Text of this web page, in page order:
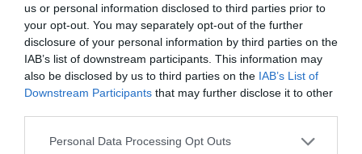
us or personal information disclosed to third parties prior to
your opt-out. You may separately opt-out of the further
disclosure of your personal information by third parties on the
IAB’s list of downstream participants. This information may
also be disclosed by us to third parties on the IAB’s List of
Downstream Participants that may further disclose it to other
Personal Data Processing Opt Outs
reponsea
commenté :
8 juin 2026 -
16 h 20 min
AFKL n’a aucun pouvoir
décisionnaire à ce jour auprès de
SAS. Ils font ce qu’ils veulent, et
concurrence, aucun échange de